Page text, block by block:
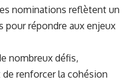
nominations reflètent un
répondre aux enjeux
nombreux défis,
renforcer la cohésion